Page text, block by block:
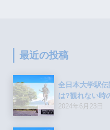
最近の投稿
全日本大学駅
は?観れない時
2024年6月23日